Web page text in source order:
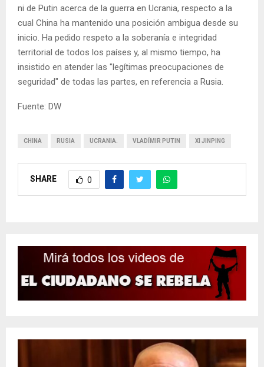
ni de Putin acerca de la guerra en Ucrania, respecto a la
cual China ha mantenido una posición ambigua desde su
inicio. Ha pedido respeto a la soberanía e integridad
territorial de todos los países y, al mismo tiempo, ha
insistido en atender las "legítimas preocupaciones de
seguridad" de todas las partes, en referencia a Rusia.
Fuente: DW
CHINA RUSIA UCRANIA. VLADÍMIR PUTIN XI JINPING
SHARE 0